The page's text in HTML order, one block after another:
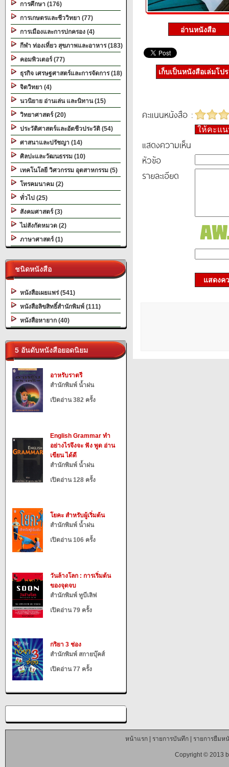
การศึกษา (176)
การเกษตรและชีววิทยา (77)
การเมืองและการปกครอง (4)
กีฬา ท่องเที่ยว สุขภาพและอาหาร (183)
คอมพิวเตอร์ (77)
ธุรกิจ เศรษฐศาสตร์และการจัดการ (18)
จิตวิทยา (4)
นวนิยาย อ่านเล่น และนิทาน (15)
วิทยาศาสตร์ (20)
ประวัติศาสตร์และอัตชีวประวัติ (54)
ศาสนาและปรัชญา (14)
ศิลปะและวัฒนธรรม (10)
เทคโนโลยี วิศวกรรม อุตสาหกรรม (5)
โทรคมนาคม (2)
ทั่วไป (25)
สังคมศาสตร์ (3)
ไม่สังกัดหมวด (2)
ภาษาศาสตร์ (1)
ชนิดหนังสือ
หนังสือเผยแพร่ (541)
หนังสือลิขสิทธิ์สำนักพิมพ์ (111)
หนังสือหายาก (40)
5 อันดับหนังสือยอดนิยม
อาหรับราตรี
สำนักพิมพ์ น้ำฝน
เปิดอ่าน 382 ครั้ง
English Grammar ทำ
อย่างไรจึงจะ ฟัง พูด อ่าน
เขียน ได้ดี
สำนักพิมพ์ น้ำฝน
เปิดอ่าน 128 ครั้ง
โยคะ สำหรับผู้เริ่มต้น
สำนักพิมพ์ น้ำฝน
เปิดอ่าน 106 ครั้ง
วันล้างโลก : การเริ่มต้น
ของจุดจบ
สำนักพิมพ์ ทูบีเลิฟ
เปิดอ่าน 79 ครั้ง
กริยา 3 ช่อง
สำนักพิมพ์ สกายบุ๊คส์
เปิดอ่าน 77 ครั้ง
เก็บเป็นหนังสือเล่มโป
คะแนนหนังสือ :
ให้คะแ
แสดงความเห็น
หัวข้อ
รายละเอียด
แสดงค
หน้าแรก| รายการบันทึก| รายการยืมห
Copyright © 2013